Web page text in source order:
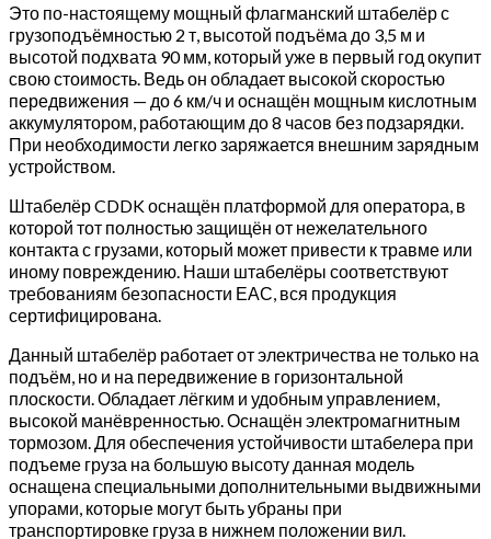
Это по-настоящему мощный флагманский штабелёр с
грузоподъёмностью 2 т, высотой подъёма до 3,5 м и
высотой подхвата 90 мм, который уже в первый год окупит
свою стоимость. Ведь он обладает высокой скоростью
передвижения — до 6 км/ч и оснащён мощным кислотным
аккумулятором, работающим до 8 часов без подзарядки.
При необходимости легко заряжается внешним зарядным
устройством.
Штабелёр CDDK оснащён платформой для оператора, в
которой тот полностью защищён от нежелательного
контакта с грузами, который может привести к травме или
иному повреждению. Наши штабелёры соответствуют
требованиям безопасности ЕАС, вся продукция
сертифицирована.
Данный штабелёр работает от электричества не только на
подъём, но и на передвижение в горизонтальной
плоскости. Обладает лёгким и удобным управлением,
высокой манёвренностью. Оснащён электромагнитным
тормозом. Для обеспечения устойчивости штабелера при
подъеме груза на большую высоту данная модель
оснащена специальными дополнительными выдвижными
упорами, которые могут быть убраны при
транспортировке груза в нижнем положении вил.